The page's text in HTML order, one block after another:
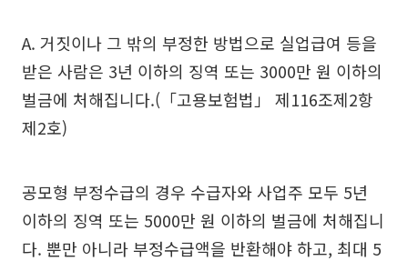
A. 거짓이나 그 밖의 부정한 방법으로 실업급여 등을
받은 사람은 3년 이하의 징역 또는 3000만 원 이하의
벌금에 처해집니다.(「고용보험법」 제116조제2항
제2호)
공모형 부정수급의 경우 수급자와 사업주 모두 5년
이하의 징역 또는 5000만 원 이하의 벌금에 처해집니
다. 뿐만 아니라 부정수급액을 반환해야 하고, 최대 5